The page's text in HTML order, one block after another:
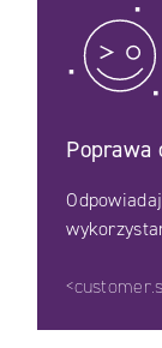
Poprawa